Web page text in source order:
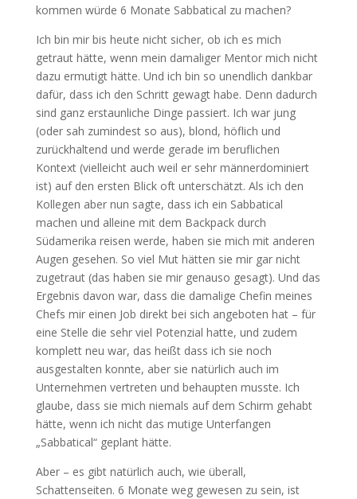
kommen würde 6 Monate Sabbatical zu machen?
Ich bin mir bis heute nicht sicher, ob ich es mich
getraut hätte, wenn mein damaliger Mentor mich nicht
dazu ermutigt hätte. Und ich bin so unendlich dankbar
dafür, dass ich den Schritt gewagt habe. Denn dadurch
sind ganz erstaunliche Dinge passiert. Ich war jung
(oder sah zumindest so aus), blond, höflich und
zurückhaltend und werde gerade im beruflichen
Kontext (vielleicht auch weil er sehr männerdominiert
ist) auf den ersten Blick oft unterschätzt. Als ich den
Kollegen aber nun sagte, dass ich ein Sabbatical
machen und alleine mit dem Backpack durch
Südamerika reisen werde, haben sie mich mit anderen
Augen gesehen. So viel Mut hätten sie mir gar nicht
zugetraut (das haben sie mir genauso gesagt). Und das
Ergebnis davon war, dass die damalige Chefin meines
Chefs mir einen Job direkt bei sich angeboten hat – für
eine Stelle die sehr viel Potenzial hatte, und zudem
komplett neu war, das heißt dass ich sie noch
ausgestalten konnte, aber sie natürlich auch im
Unternehmen vertreten und behaupten musste. Ich
glaube, dass sie mich niemals auf dem Schirm gehabt
hätte, wenn ich nicht das mutige Unterfangen
„Sabbatical“ geplant hätte.
Aber – es gibt natürlich auch, wie überall,
Schattenseiten. 6 Monate weg gewesen zu sein, ist